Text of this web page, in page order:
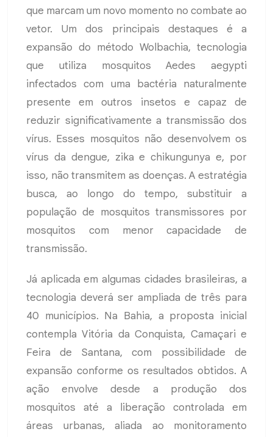
que marcam um novo momento no combate ao
vetor. Um dos principais destaques é a
expansão do método Wolbachia, tecnologia
que utiliza mosquitos Aedes aegypti
infectados com uma bactéria naturalmente
presente em outros insetos e capaz de
reduzir significativamente a transmissão dos
vírus. Esses mosquitos não desenvolvem os
vírus da dengue, zika e chikungunya e, por
isso, não transmitem as doenças. A estratégia
busca, ao longo do tempo, substituir a
população de mosquitos transmissores por
mosquitos com menor capacidade de
transmissão.
Já aplicada em algumas cidades brasileiras, a
tecnologia deverá ser ampliada de três para
40 municípios. Na Bahia, a proposta inicial
contempla Vitória da Conquista, Camaçari e
Feira de Santana, com possibilidade de
expansão conforme os resultados obtidos. A
ação envolve desde a produção dos
mosquitos até a liberação controlada em
áreas urbanas, aliada ao monitoramento